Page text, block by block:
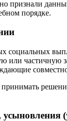
признали
порядке.
частичную